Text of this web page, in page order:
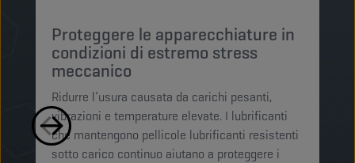
Proteggere le apparecchiature in
condizioni di estremo stress
meccanico
Ridurre l’usura causata da carichi pesanti,
vibrazioni e temperature elevate. I lubrificanti
che mantengono pellicole lubrificanti resistenti
sotto carico continuo aiutano a proteggere i